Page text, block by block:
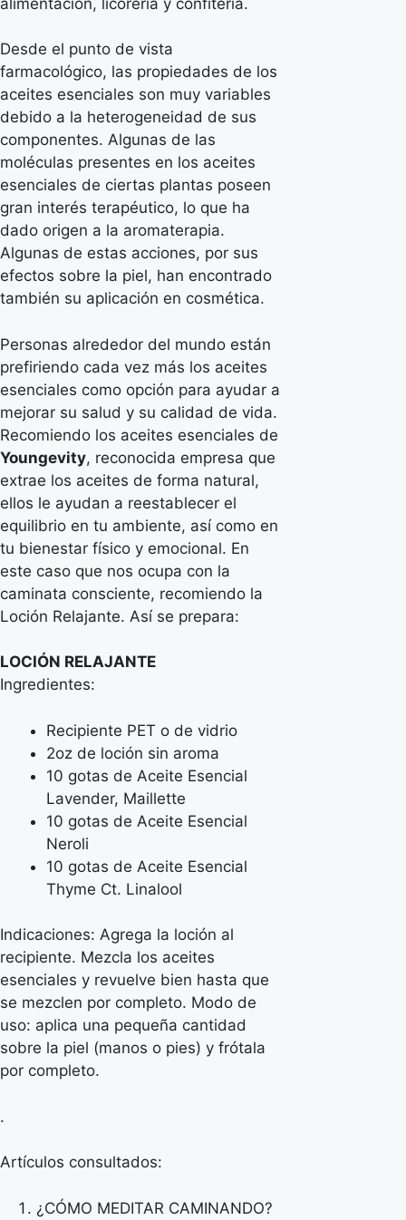
Desde el punto de vista
farmacológico, las propiedades de los
aceites esenciales son muy variables
debido a la heterogeneidad de sus
componentes. Algunas de las
moléculas presentes en los aceites
esenciales de ciertas plantas poseen
gran interés terapéutico, lo que ha
dado origen a la aromaterapia.
Algunas de estas acciones, por sus
efectos sobre la piel, han encontrado
también su aplicación en cosmética.
Personas alrededor del mundo están
prefiriendo cada vez más los aceites
esenciales como opción para ayudar a
mejorar su salud y su calidad de vida.
Recomiendo los aceites esenciales de
Youngevity, reconocida empresa que
extrae los aceites de forma natural,
ellos le ayudan a reestablecer el
equilibrio en tu ambiente, así como en
tu bienestar físico y emocional. En
este caso que nos ocupa con la
caminata consciente, recomiendo la
Loción Relajante. Así se prepara:
LOCIÓN RELAJANTE
Ingredientes:
Recipiente PET o de vidrio
2oz de loción sin aroma
10 gotas de Aceite Esencial
Lavender, Maillette
10 gotas de Aceite Esencial
Neroli
10 gotas de Aceite Esencial
Thyme Ct. Linalool
Indicaciones: Agrega la loción al
recipiente. Mezcla los aceites
esenciales y revuelve bien hasta que
se mezclen por completo. Modo de
uso: aplica una pequeña cantidad
sobre la piel (manos o pies) y frótala
por completo.
.
Artículos consultados:
¿CÓMO MEDITAR CAMINANDO?